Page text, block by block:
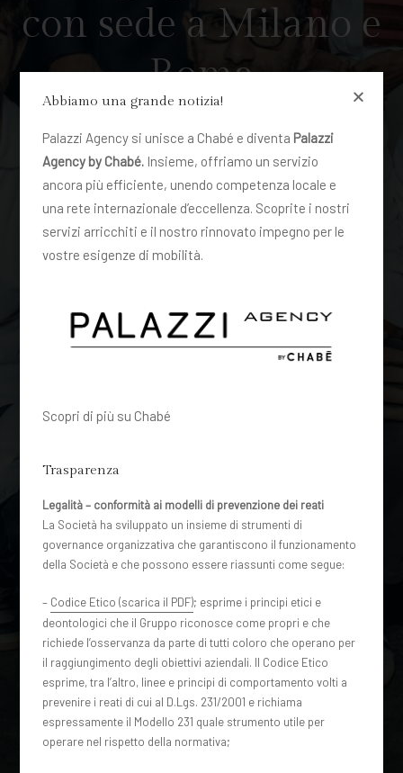
con sede a Milano e
Roma
Abbiamo una grande notizia!
Palazzi Agency si unisce a Chabé e diventa Palazzi
Agency by Chabé. Insieme, offriamo un servizio
ancora più efficiente, unendo competenza locale e
una rete internazionale d’eccellenza. Scoprite i nostri
servizi arricchiti e il nostro rinnovato impegno per le
vostre esigenze di mobilità.
Scopri di più su Chabé
Trasparenza
Legalità – conformità ai modelli di prevenzione dei reati
La Società ha sviluppato un insieme di strumenti di
governance organizzativa che garantiscono il funzionamento
della Società e che possono essere riassunti come segue:
– Codice Etico (scarica il PDF); esprime i principi etici e
deontologici che il Gruppo riconosce come propri e che
richiede l’osservanza da parte di tutti coloro che operano per
il raggiungimento degli obiettivi aziendali. Il Codice Etico
esprime, tra l’altro, linee e principi di comportamento volti a
prevenire i reati di cui al D.Lgs. 231/2001 e richiama
espressamente il Modello 231 quale strumento utile per
operare nel rispetto della normativa;